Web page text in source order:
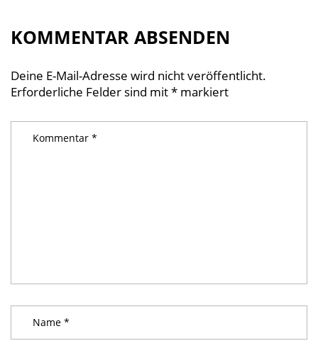
KOMMENTAR ABSENDEN
Deine E-Mail-Adresse wird nicht veröffentlicht.
Erforderliche Felder sind mit* markiert